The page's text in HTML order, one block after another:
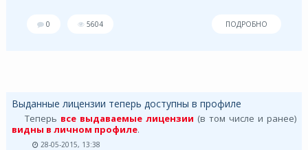
0 5604 ПОДРОБНО
Выданные лицензии теперь доступны в профиле
Теперь все выдаваемые лицензии (в том числе и ранее)
видны в личном профиле.
28-05-2015, 13:38